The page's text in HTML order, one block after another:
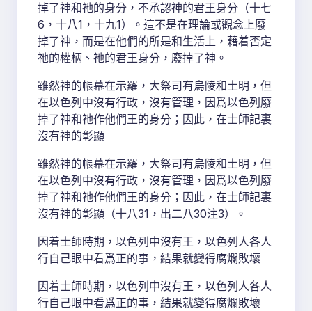
掉了神和祂的身分，不承認神的君王身分（十七
6，十八1，十九1）。這不是在理論或觀念上廢
掉了神，而是在他們的所是和生活上，藉着否定
祂的權柄、祂的君王身分，廢掉了神。
雖然神的帳幕在示羅，大祭司有烏陵和土明，但
在以色列中沒有行政，沒有管理，因爲以色列廢
掉了神和祂作他們王的身分；因此，在士師記裏
沒有神的彰顯
雖然神的帳幕在示羅，大祭司有烏陵和土明，但
在以色列中沒有行政，沒有管理，因爲以色列廢
掉了神和祂作他們王的身分；因此，在士師記裏
沒有神的彰顯（十八31，出二八30注3）。
因着士師時期，以色列中沒有王，以色列人各人
行自己眼中看爲正的事，結果就變得腐爛敗壞
因着士師時期，以色列中沒有王，以色列人各人
行自己眼中看爲正的事，結果就變得腐爛敗壞